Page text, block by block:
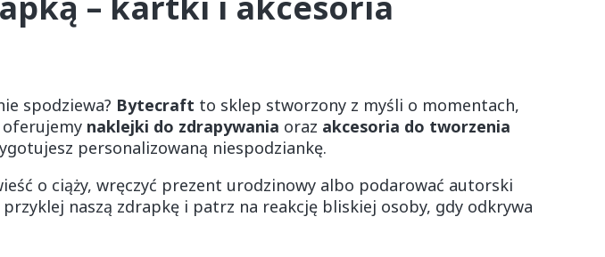
spodziewa? Bytecraft to sklep stworzony z myśli o momentach,
oferujemy naklejki do zdrapywania oraz akcesoria do tworzenia
personalizowaną niespodziankę.
o ciąży, wręczyć prezent urodzinowy albo podarować autorski
naszą zdrapkę i patrz na reakcję bliskiej osoby, gdy odkrywa